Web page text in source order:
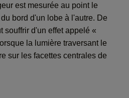
est mesurée au point le
bord d'un lobe à l'autre. De
d'un effet appelé «
la lumière traversant le
sur les facettes centrales de